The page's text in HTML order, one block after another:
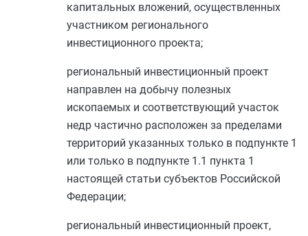
капитальных вложений, осуществленных
участником регионального
инвестиционного проекта;
региональный инвестиционный проект
направлен на добычу полезных
ископаемых и соответствующий участок
недр частично расположен за пределами
территорий указанных только в подпункте 1
или только в подпункте 1.1 пункта 1
настоящей статьи субъектов Российской
Федерации;
региональный инвестиционный проект,